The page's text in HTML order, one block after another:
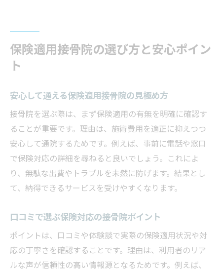
保険適用接骨院の選び方と安心ポイン
ト
安心して通える保険適用接骨院の見極め方
接骨院を選ぶ際は、まず保険適用の有無を明確に確認す
ることが重要です。理由は、施術費用を適正に抑えつつ
安心して通院するためです。例えば、事前に電話や窓口
で保険対応の詳細を尋ねると良いでしょう。これによ
り、無駄な出費やトラブルを未然に防げます。結果とし
て、納得できるサービスを受けやすくなります。
口コミで選ぶ保険対応の接骨院ポイント
ポイントは、口コミや体験談で実際の保険適用状況や対
応の丁寧さを確認することです。理由は、利用者のリア
ルな声が信頼性の高い情報源となるためです。例えば、